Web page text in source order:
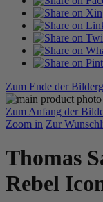
Zum Ende der
Zum Anfang der
Zoom in Zur
Thomas
Rebel